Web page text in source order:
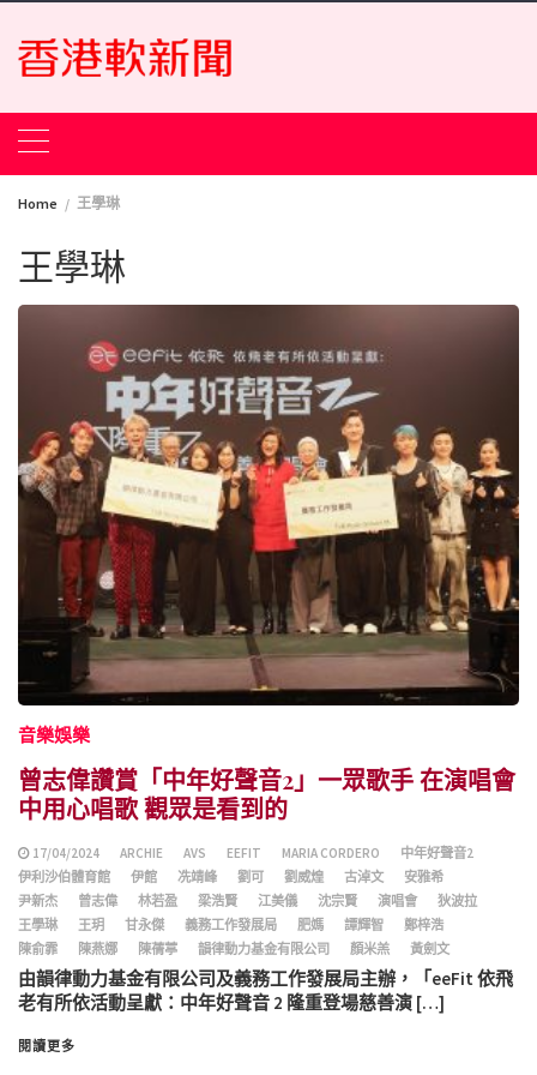
Skip
content
Home 王學琳
王學琳
音樂娛樂
曾志偉讚賞「中年好聲音2」一眾歌手 在演唱會
中用心唱歌 觀眾是看到的
17/04/2024 ARCHIE AVS EEFIT MARIA CORDERO
中年好聲音2
伊利沙伯體育館
伊館 冼靖峰 劉可 劉威煌 古淖文
安雅希
尹新杰
曾志偉 林若盈 梁浩賢 江美儀 沈宗賢 演唱會
狄波拉
王學琳
王玥 甘永傑 義務工作發展局 肥媽 譚輝智
鄭梓浩
陳俞霏
陳燕娜 陳蒨葶 韻律動力基金有限公司 顏米羔 黃劍文
由韻律動力基金有限公司及義務工作發展局主辦，「eeFit 依飛
老有所依活動呈獻：中年好聲音 2 隆重登場慈善演 […]
閱讀更多